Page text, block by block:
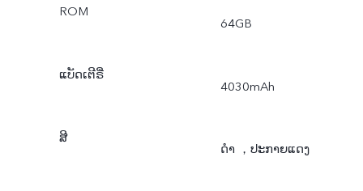
ROM
64GB
ແບັດເຕີຣີ່
4030mAh
ສີ
ດຳ ，ປະກາຍແດງ